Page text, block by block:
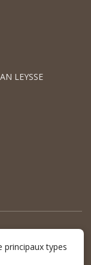
LEYSSE
principaux types